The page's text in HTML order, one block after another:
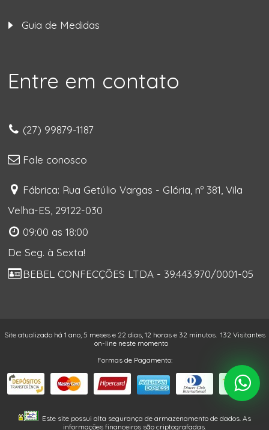
Guia de Medidas
Entre em contato
(27) 99879-1187
Fale conosco
Fábrica: Rua Getúlio Vargas - Glória, nº 381, Vila
Velha-ES, 29122-030
09:00 as 18:00
De Seg. à Sexta!
BEBEL CONFECÇÕES LTDA - 39.443.970/0001-05
Site atualizado há 1 ano, 5 meses e 22 dias, 12 horas e 32 minutos. 132 Visitantes
on-line neste momento
Formas de Pagamento:
Este site possui alta segurança de armazenamento de dados. As
informações financeiros são criptografadas.